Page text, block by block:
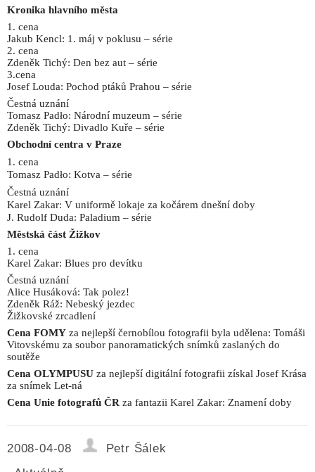
Kronika hlavního města
1. cena
Jakub Kencl: 1. máj v poklusu – série
2. cena
Zdeněk Tichý: Den bez aut – série
3.cena
Josef Louda: Pochod ptáků Prahou – série
Čestná uznání
Tomasz Padło: Národní muzeum – série
Zdeněk Tichý: Divadlo Kuře – série
Obchodní centra v Praze
1. cena
Tomasz Padło: Kotva – série
Čestná uznání
Karel Zakar: V uniformě lokaje za kočárem dnešní doby
J. Rudolf Duda: Paladium – série
Městská část Žižkov
1. cena
Karel Zakar: Blues pro devítku
Čestná uznání
Alice Husáková: Tak polez!
Zdeněk Ráž: Nebeský jezdec
Žižkovské zrcadlení
Cena FOMY za nejlepší černobílou fotografii byla udělena: Tomáši
Vitovskému za soubor panoramatických snímků zaslaných do
soutěže
Cena OLYMPUSU za nejlepší digitální fotografii získal Josef Krása
za snímek Let-ná
Cena Unie fotografů ČR za fantazii Karel Zakar: Znamení doby
2008-04-08
Petr Šálek